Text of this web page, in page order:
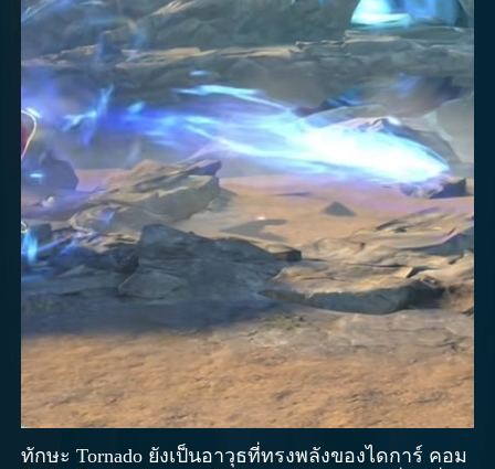
ทักษะ Tornado ยังเป็นอาวุธที่ทรงพลังของไดการ์ คอม